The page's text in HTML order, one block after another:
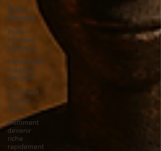
Bedou
Magique
Porte-
monnaie
Mystique
Portefeuille
magique
d'argent
Comment
devenir
riche
Comment
devenir
riche
rapidement